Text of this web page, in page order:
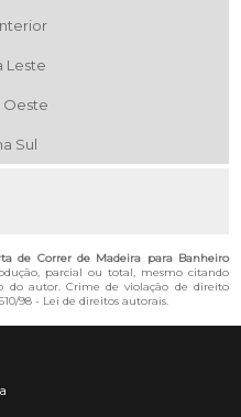
Leste
Oeste
Sul
de Correr de Madeira para Banheiro
parcial ou total, mesmo citando
do autor. Crime de violação de direito
98 - Lei de direitos autorais.